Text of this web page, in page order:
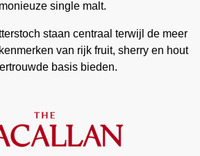
single malt.
staan centraal terwijl de meer
van rijk fruit, sherry en hout
basis bieden.